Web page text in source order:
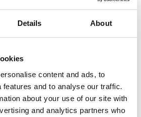
Details About
content and ads, to
features and to analyse our traffic.
about your use of our site with
and analytics partners who
utgörs av bohusgranit.
och rundat av berget, och på
och tillbaka till
Bitvis krävande terräng
en fantastisk utsikt.